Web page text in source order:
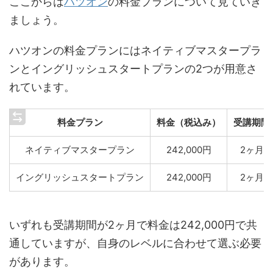
ましょう。
ハツオンの料金プランにはネイティブマスタープラ
ンとイングリッシュスタートプランの2つが用意さ
れています。
料金プラン 料金（税込み） 受講期間
ネイティブマスタープラン 242,000円 2ヶ月
イングリッシュスタートプラン 242,000円 2ヶ月
いずれも受講期間が2ヶ月で料金は242,000円で共
通していますが、自身のレベルに合わせて選ぶ必要
があります。